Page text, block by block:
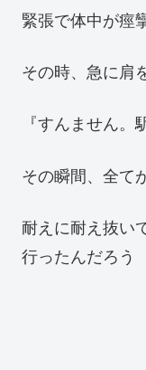
緊張で体中が痙
その時、急に肩
『すんません。
その瞬間、全て
耐えに耐え抜い
行ったんだろう